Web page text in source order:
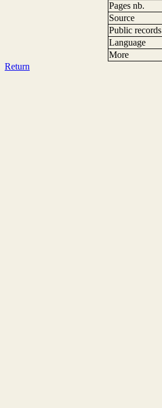
Pages nb.
Source
Public records
Language
More
Return